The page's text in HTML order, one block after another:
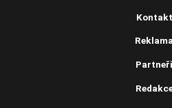
Kontakt
Partneři